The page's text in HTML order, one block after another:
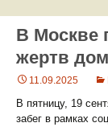
В Москве
жертв
11.09.2025
В пятницу, 19
забег в рамках